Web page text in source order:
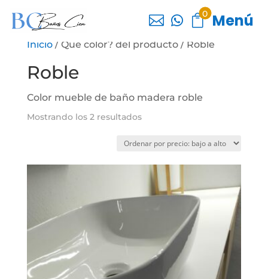
  0 Menú
Inicio/ Que color? del producto / Roble
Roble
Color mueble de baño madera roble
Mostrando los 2 resultadosOrdenado
bajo
a